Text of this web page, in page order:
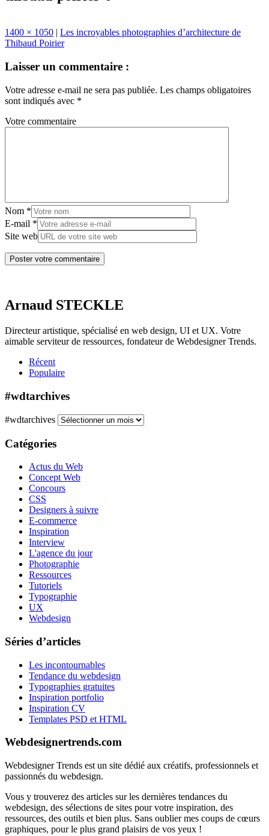
1400 × 1050 | Les incroyables photographies d’architecture de
Thibaud Poirier
Laisser un commentaire :
Votre adresse e-mail ne sera pas publiée. Les champs obligatoires
sont indiqués avec *
Votre commentaire
Nom *
E-mail *
Site web
Arnaud STECKLE
Directeur artistique, spécialisé en web design, UI et UX. Votre
aimable serviteur de ressources, fondateur de Webdesigner Trends.
Récent
Populaire
#wdtarchives
#wdtarchives
Catégories
Actus du Web
Concept Web
Concours
CSS
Designers à suivre
E-commerce
Inspiration
Interview
L'agence du jour
Photographie
Ressources
Tutoriels
Typographie
UX
Webdesign
Séries d’articles
Les incontournables
Tendance du webdesign
Typographies gratuites
Inspiration portfolio
Inspiration CV
Templates PSD et HTML
Webdesignertrends.com
Webdesigner Trends est un site dédié aux créatifs, professionnels et
passionnés du webdesign.
Vous y trouverez des articles sur les dernières tendances du
webdesign, des sélections de sites pour votre inspiration, des
ressources, des outils et bien plus. Sans oublier mes coups de cœurs
graphiques, pour le plus grand plaisirs de vos yeux !